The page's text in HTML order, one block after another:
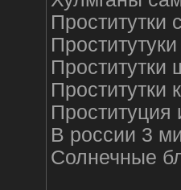
Проститутки
Проститутки
Проститутки
Проституция
В россии 3
Солнечные